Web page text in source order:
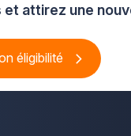
et attirez une
éligibilité